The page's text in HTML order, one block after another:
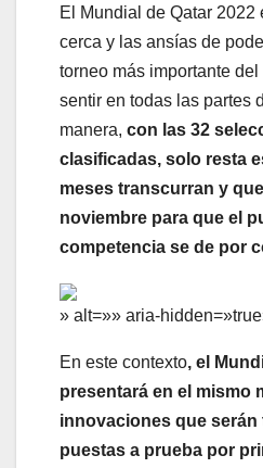
El Mundial de Qatar 2022
cerca y las ansías de
torneo más importante
sentir en todas las partes
manera, con las 32
clasificadas, solo resta
meses transcurran y
noviembre para que el
competencia se de por
» alt=»» aria-
En este contexto, el
presentará en el mismo
innovaciones que serán
puestas a prueba por